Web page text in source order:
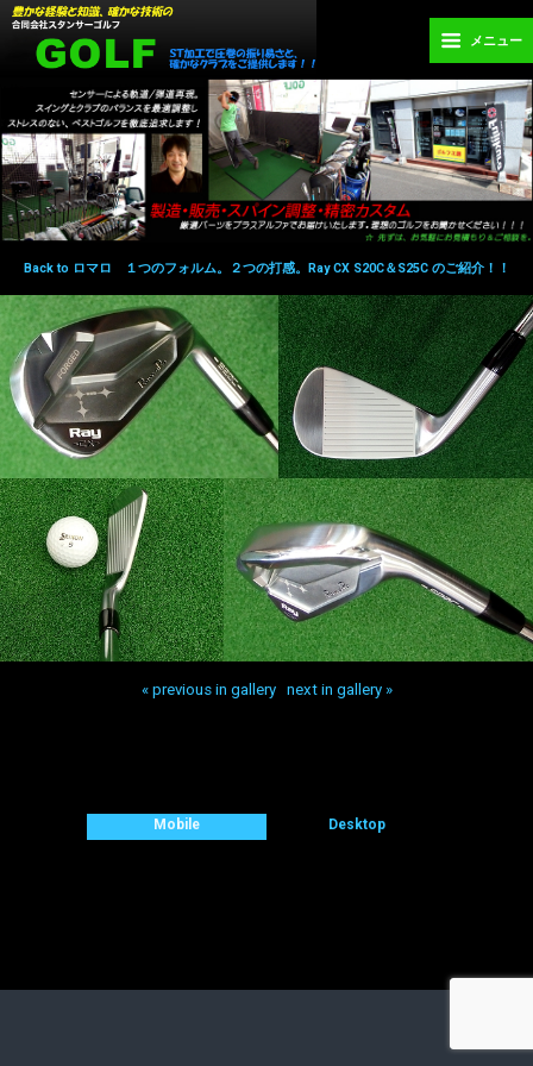
メニュー
Back to ロマロ １つのフォルム。２つの打感。Ray CX S20C＆S25C のご紹介！！
« previous in gallery next in gallery »
Mobile Desktop